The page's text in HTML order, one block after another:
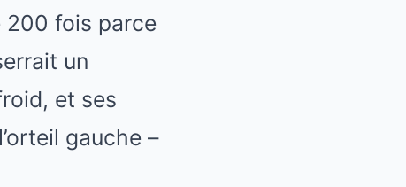
200 fois parce
un
et ses
gauche –